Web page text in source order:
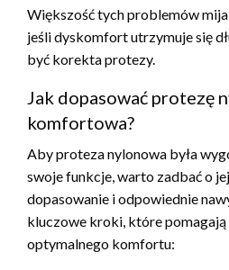
Większość tych problemów
jeśli dyskomfort utrzymuje się
być korekta protezy.
Jak dopasować protezę
komfortowa?
Aby proteza nylonowa była
swoje funkcje, warto zadbać o
dopasowanie i odpowiednie
kluczowe kroki, które pomagają
optymalnego komfortu: